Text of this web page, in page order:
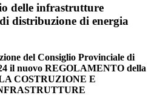
delle infrastrutture
distribuzione di energia
del Consiglio Provinciale di
il nuovo REGOLAMENTO della
COSTRUZIONE E